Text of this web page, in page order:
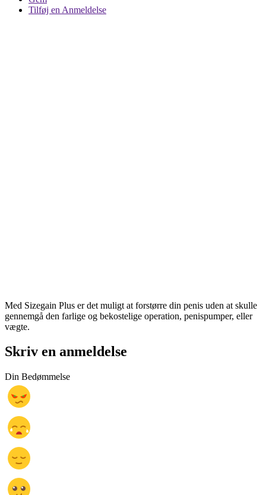
Tilføj en Anmeldelse
Med Sizegain Plus er det muligt at forstørre din penis uden at skulle
gennemgå den farlige og bekostelige operation, penispumper, eller
vægte.
Skriv en anmeldelse
Din Bedømmelse